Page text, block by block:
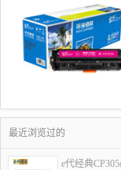
最近浏览过的
e代经典